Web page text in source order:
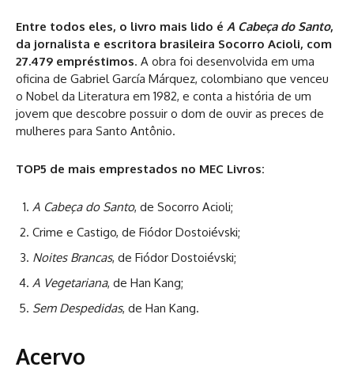
Entre todos eles, o livro mais lido é A Cabeça do Santo,
da jornalista e escritora brasileira Socorro Acioli, com
27.479 empréstimos. A obra foi desenvolvida em uma
oficina de Gabriel García Márquez, colombiano que venceu
o Nobel da Literatura em 1982, e conta a história de um
jovem que descobre possuir o dom de ouvir as preces de
mulheres para Santo Antônio.
TOP5 de mais emprestados no MEC Livros:
A Cabeça do Santo, de Socorro Acioli;
Crime e Castigo, de Fiódor Dostoiévski;
Noites Brancas, de Fiódor Dostoiévski;
A Vegetariana, de Han Kang;
Sem Despedidas, de Han Kang.
Acervo